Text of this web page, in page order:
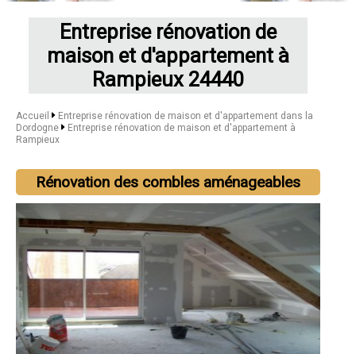
Entreprise rénovation de
maison et d'appartement à
Rampieux 24440
Accueil
Entreprise rénovation de maison et d'appartement dans la
Dordogne
Entreprise rénovation de maison et d'appartement à
Rampieux
Rénovation des combles aménageables